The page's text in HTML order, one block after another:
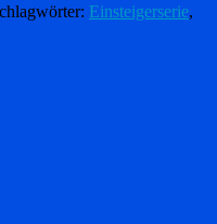
Einsteigerserie,